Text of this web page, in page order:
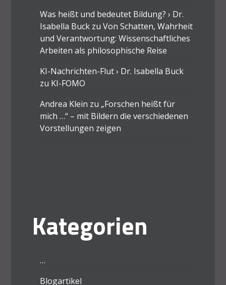
Was heißt und bedeutet Bildung? › Dr.
Isabella Buckzu Von Schatten, Wahrheit
und Verantwortung: Wissenschaftliches
Arbeiten als philosophische Reise
KI-Nachrichten-Flut › Dr. Isabella Buck
zu KI-FOMO
Andrea Klein zu „Forschen heißt für
mich …“ – mit Bildern die verschiedenen
Vorstellungen zeigen
Kategorien
…
Blogartikel